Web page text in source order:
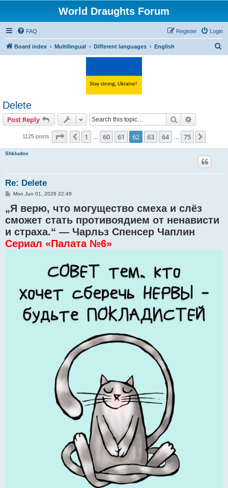
World Draughts Forum
FAQ Login
Register
Board index Multilingual Different languages English
Delete
Post Reply Search
1125 posts Page 62 of 75
Previous
1 60 61 62 63 64 75
Shkludov
Re: Delete
P
s
t
Mon Jun 01, 2026 22:49
„Я верю, что могущество смеха и слёз
сможет стать противоядием от ненависти
и страха.“ — Чарльз Спенсер Чаплин
Сериал «Палата №6»